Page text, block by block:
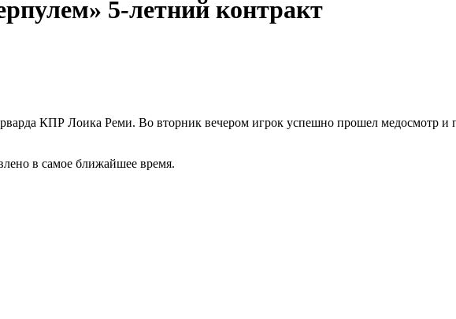
5-летний контракт
КПР Лоика Реми. Во вторник вечером игрок успешно прошел медосмотр
в самое ближайшее время.